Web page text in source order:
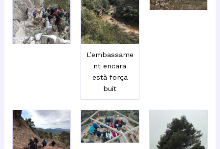
L’embassame
nt encara
està força
buit